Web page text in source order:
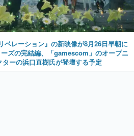
レーション』の新映像が8月26日早朝に
ーズの完結編、「gamescom」のオープニ
ーの浜口直樹氏が登壇する予定